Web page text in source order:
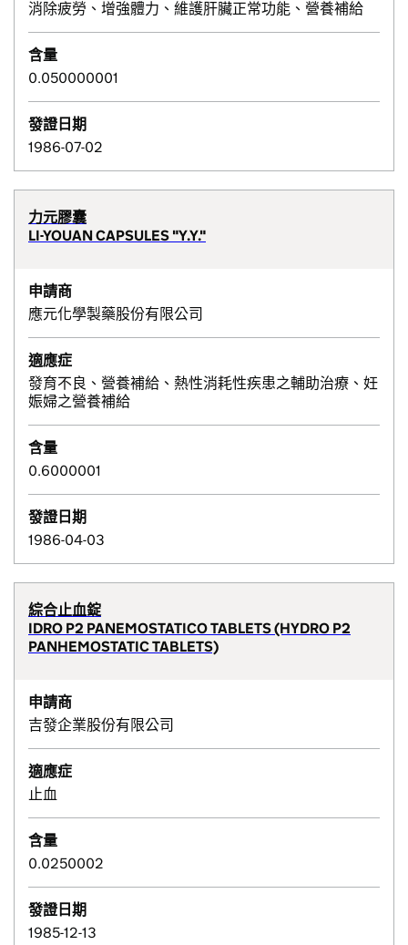
消除疲勞、增強體力、維護肝臟正常功能、營養補給
含量
0.050000001
發證日期
1986-07-02
力元膠囊
LI-YOUAN CAPSULES "Y.Y."
申請商
應元化學製藥股份有限公司
適應症
發育不良、營養補給、熱性消耗性疾患之輔助治療、妊
娠婦之營養補給
含量
0.6000001
發證日期
1986-04-03
綜合止血錠
IDRO P2 PANEMOSTATICO TABLETS (HYDRO P2
PANHEMOSTATIC TABLETS)
申請商
吉發企業股份有限公司
適應症
止血
含量
0.0250002
發證日期
1985-12-13